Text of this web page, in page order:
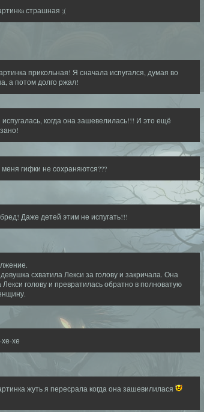
страшная ;(
прикольная! Я сначала испугался, думая во
а потом долго ржал!
когда она зашевелилась!!! И это ещё
гифки не сохраняются???
Даже детей этим не испугать!!!
схватила Лекси за голову и закричала. Она
Лекси голову и превратилась обратно в полноватую
хе
жуть я пересрала когда она зашевилилася